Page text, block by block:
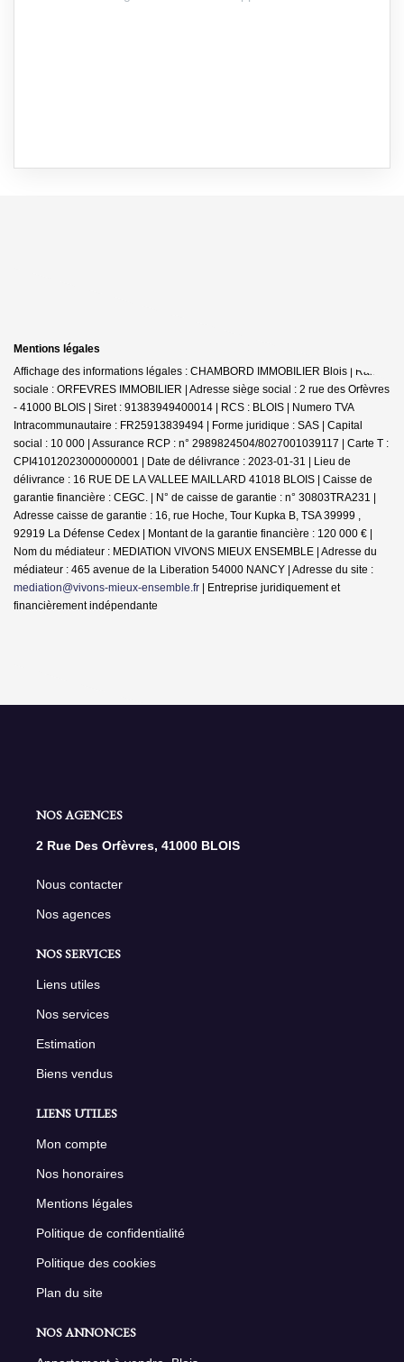
Mentions légales
Affichage des informations légales : CHAMBORD IMMOBILIER Blois | Raison
sociale : ORFEVRES IMMOBILIER | Adresse siège social : 2 rue des Orfèvres
- 41000 BLOIS | Siret : 91383949400014 | RCS : BLOIS | Numero TVA
Intracommunautaire : FR25913839494 | Forme juridique : SAS | Capital
social : 10 000 | Assurance RCP : n° 2989824504/8027001039117 | Carte T :
CPI41012023000000001 | Date de délivrance : 2023-01-31 | Lieu de
délivrance : 16 RUE DE LA VALLEE MAILLARD 41018 BLOIS | Caisse de
garantie financière : CEGC. | N° de caisse de garantie : n° 30803TRA231 |
Adresse caisse de garantie : 16, rue Hoche, Tour Kupka B, TSA 39999 ,
92919 La Défense Cedex | Montant de la garantie financière : 120 000 € |
Nom du médiateur : MEDIATION VIVONS MIEUX ENSEMBLE | Adresse du
médiateur : 465 avenue de la Liberation 54000 NANCY | Adresse du site :
mediation@vivons-mieux-ensemble.fr | Entreprise juridiquement et
financièrement indépendante
NOS AGENCES
2 Rue Des Orfèvres, 41000 BLOIS
Nous contacter
Nos agences
NOS SERVICES
Liens utiles
Nos services
Estimation
Biens vendus
LIENS UTILES
Mon compte
Nos honoraires
Mentions légales
Politique de confidentialité
Politique des cookies
Plan du site
NOS ANNONCES